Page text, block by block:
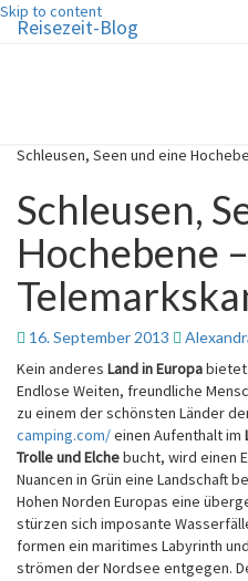
Skip to content
Reisezeit-Blog
Schleusen, Seen und eine
Schleusen,
Hochebene
16. September 2013
Kein anderes Land in Europabietet
Endlose Weiten, freundliche
zu einem der schönsten Länder
camping.com/einen Aufenthalt im
Trolle und Elchebucht, wird einen
Nuancen in Grün eine Landschaft
Hohen Norden Europas eine
stürzen sich imposante
formen ein maritimes Labyrinth
strömen der Nordsee entgegen.